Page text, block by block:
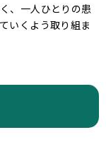
、一人ひとりの患
いくよう取り組ま